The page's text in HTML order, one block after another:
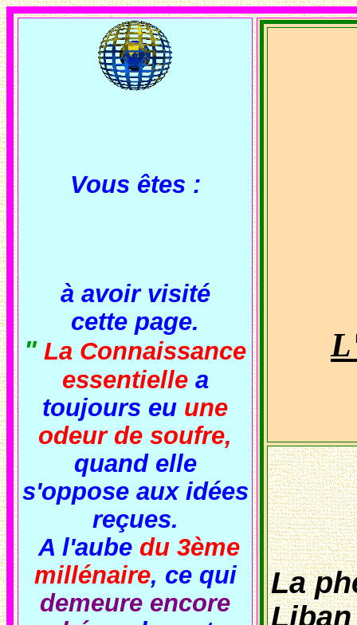
Vous êtes :
à avoir visité
cette page.
"La Connaissance
essentiellea
toujours eu une
odeur de soufre,
quand elle
s'oppose aux idées
reçues.
A l'aube du 3ème
millénaire, ce qui
demeure encore
La
Liban